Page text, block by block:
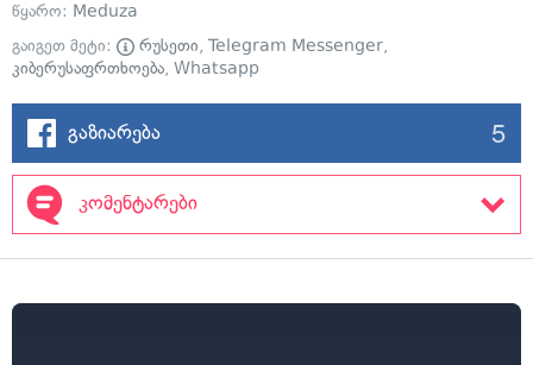
წყარო: Meduza
გაიგეთ მეტი:
რუსეთი, Telegram Messenger,
კიბერუსაფრთხოება, Whatsapp
გაზიარება 5
კომენტარები